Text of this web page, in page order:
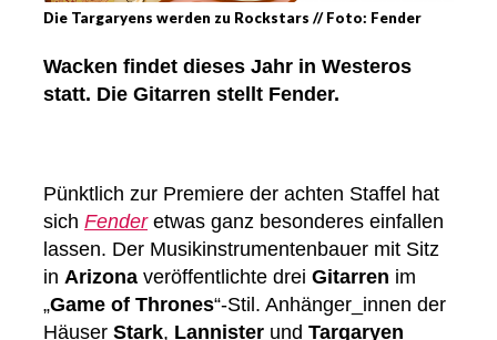
Die Targaryens werden zu Rockstars // Foto: Fender
Wacken findet dieses Jahr in Westeros
statt. Die Gitarren stellt Fender.
Pünktlich zur Premiere der achten Staffel hat
sich Fenderetwas ganz besonderes einfallen
lassen. Der Musikinstrumentenbauer mit Sitz
in Arizona veröffentlichte drei Gitarren im
„Game of Thrones“-Stil. Anhänger_innen der
Häuser Stark, Lannister und Targaryen